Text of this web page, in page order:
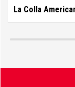
La Colla